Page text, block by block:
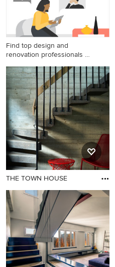
Find top design and
renovation professionals on
THE TOWN HOUSE